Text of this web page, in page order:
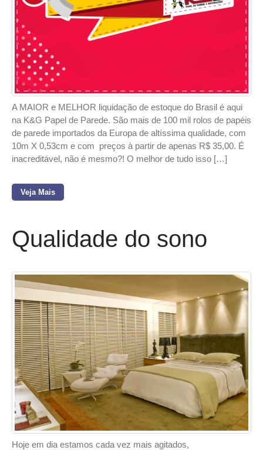
A MAIOR e MELHOR liquidação de estoque do Brasil é aqui
na K&G Papel de Parede. São mais de 100 mil rolos de papéis
de parede importados da Europa de altíssima qualidade, com
10m X 0,53cm e com preços à partir de apenas R$ 35,00. É
inacreditável, não é mesmo?! O melhor de tudo isso […]
Veja Mais
Qualidade do sono
Hoje em dia estamos cada vez mais agitados,